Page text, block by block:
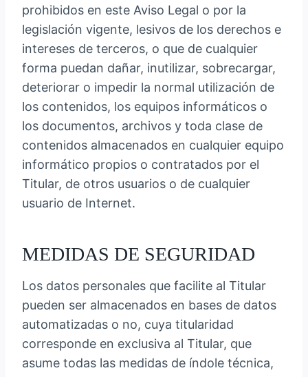
prohibidos en este Aviso Legal o por la
legislación vigente, lesivos de los derechos e
intereses de terceros, o que de cualquier
forma puedan dañar, inutilizar, sobrecargar,
deteriorar o impedir la normal utilización de
los contenidos, los equipos informáticos o
los documentos, archivos y toda clase de
contenidos almacenados en cualquier equipo
informático propios o contratados por el
Titular, de otros usuarios o de cualquier
usuario de Internet.
MEDIDAS DE SEGURIDAD
Los datos personales que facilite al Titular
pueden ser almacenados en bases de datos
automatizadas o no, cuya titularidad
corresponde en exclusiva al Titular, que
asume todas las medidas de índole técnica,